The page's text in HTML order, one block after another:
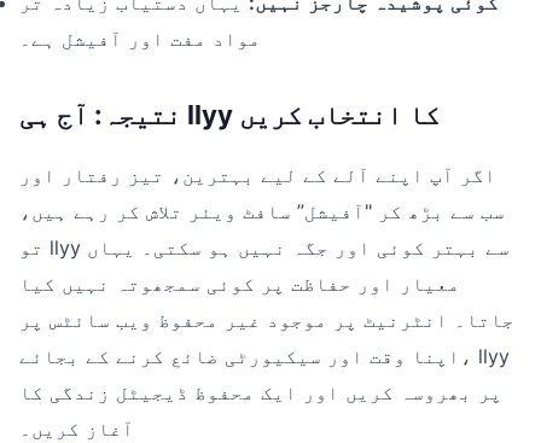
مواد مفت اور آفیشل ہے۔
نتیجہ: آج ہی llyy کا انتخاب کریں
اگر آپ اپنے آلے کے لیے بہترین، تیز رفتار اور
سب سے بڑھ کر "آفیشل” سافٹ ویئر تلاش کر رہے ہیں،
تو llyy سے بہتر کوئی اور جگہ نہیں ہو سکتی۔ یہاں
معیار اور حفاظت پر کوئی سمجھوتہ نہیں کیا
جاتا۔ انٹرنیٹ پر موجود غیر محفوظ ویب سائٹس پر
اپنا وقت اور سیکیورٹی ضائع کرنے کے بجائے، llyy
پر بھروسہ کریں اور ایک محفوظ ڈیجیٹل زندگی کا
آغاز کریں۔